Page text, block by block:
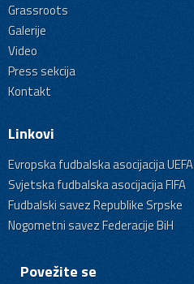
Grassroots
Galerije
Video
Press sekcija
Kontakt
Linkovi
Evropska fudbalska asocijacija UEFA
Svjetska fudbalska asocijacija FIFA
Fudbalski savez Republike Srpske
Nogometni savez Federacije BiH
Povežite se